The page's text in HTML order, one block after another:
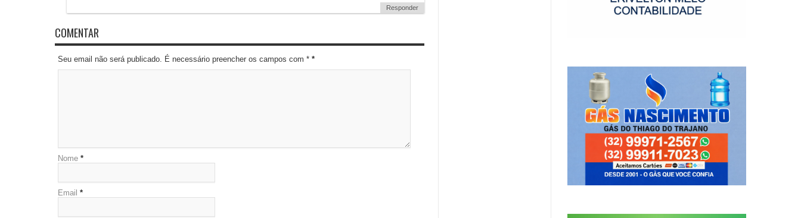
Responder
COMENTAR
Seu email não será publicado. É necessário preencher os campos com * *
Nome *
Email *